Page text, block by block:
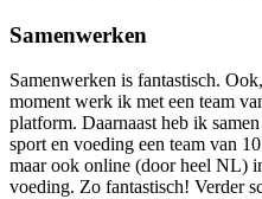
Samenwerken
Samenwerken is fantastisch.
moment werk ik met een team
platform. Daarnaast heb ik
sport en voeding een team van
maar ook online (door heel NL)
voeding. Zo fantastisch! Verder